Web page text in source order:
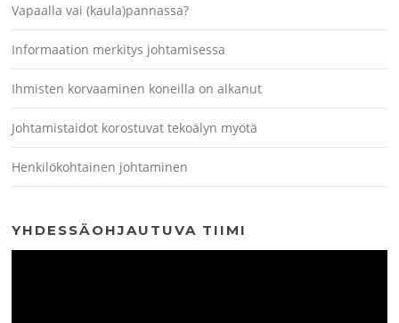
Vapaalla vai (kaula)pannassa?
Informaation merkitys johtamisessa
Ihmisten korvaaminen koneilla on alkanut
Johtamistaidot korostuvat tekoälyn myötä
Henkilökohtainen johtaminen
YHDESSÄOHJAUTUVA TIIMI